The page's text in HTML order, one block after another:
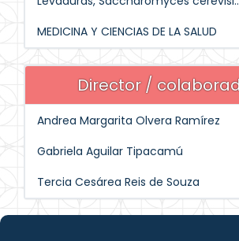
MEDICINA Y CIENCIAS DE LA SALUD
Director /
Andrea Margarita Olvera Ramírez
Gabriela Aguilar Tipacamú
Tercia Cesárea Reis de Souza